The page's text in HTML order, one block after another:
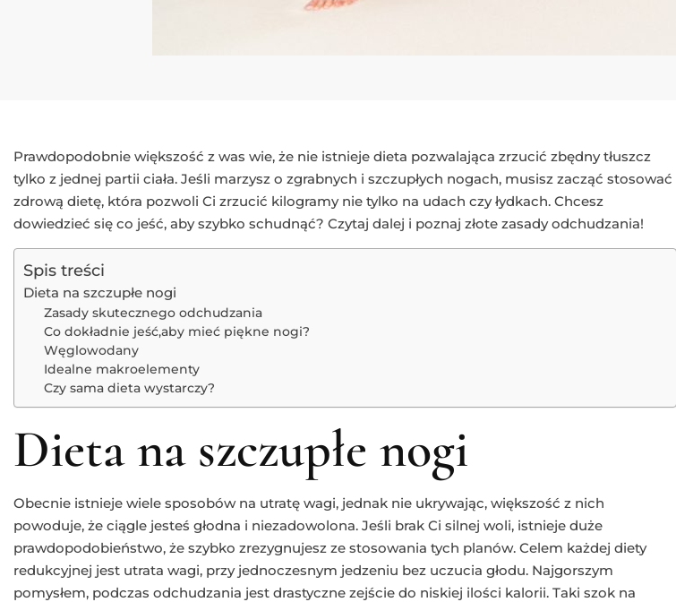
Prawdopodobnie większość z was wie, że nie istnieje dieta pozwalająca zrzucić zbędny tłuszcz
tylko z jednej partii ciała. Jeśli marzysz o zgrabnych i szczupłych nogach, musisz zacząć stosować
zdrową dietę, która pozwoli Ci zrzucić kilogramy nie tylko na udach czy łydkach. Chcesz
dowiedzieć się co jeść, aby szybko schudnąć? Czytaj dalej i poznaj złote zasady odchudzania!
Spis treści
Dieta na szczupłe nogi
Zasady skutecznego odchudzania
Co dokładnie jeść,aby mieć piękne nogi?
Węglowodany
Idealne makroelementy
Czy sama dieta wystarczy?
Dieta na szczupłe nogi
Obecnie istnieje wiele sposobów na utratę wagi, jednak nie ukrywając, większość z nich
powoduje, że ciągle jesteś głodna i niezadowolona. Jeśli brak Ci silnej woli, istnieje duże
prawdopodobieństwo, że szybko zrezygnujesz ze stosowania tych planów. Celem każdej diety
redukcyjnej jest utrata wagi, przy jednoczesnym jedzeniu bez uczucia głodu. Najgorszym
pomysłem, podczas odchudzania jest drastyczne zejście do niskiej ilości kalorii. Taki szok na